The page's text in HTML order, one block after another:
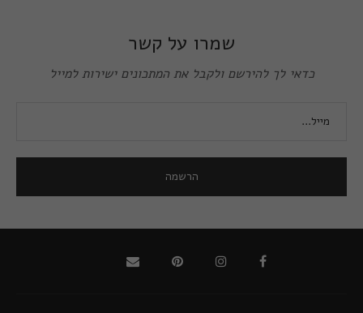
שמרו על קשר
כדאי לך להירשם ולקבל את המתכונים ישירות למייל